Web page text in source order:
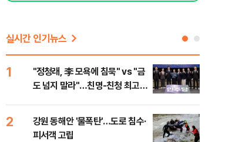
실시간 인기뉴스
1
"정청래, 李 모욕에 침묵" vs "금
도 넘지 말라"…친명-친청 최고위
2
강원 동해안 '물폭탄'…도로 침수·
피서객 고립